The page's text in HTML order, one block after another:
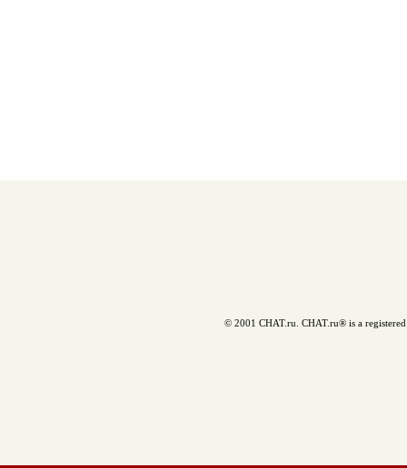
© 2001 CHAT.ru. CHAT.ru® is a